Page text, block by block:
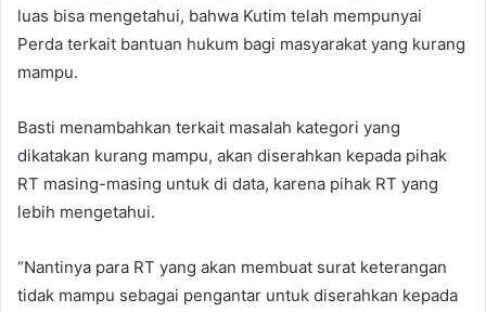
luas bisa mengetahui, bahwa Kutim telah mempunyai
Perda terkait bantuan hukum bagi masyarakat yang kurang
mampu.
Basti menambahkan terkait masalah kategori yang
dikatakan kurang mampu, akan diserahkan kepada pihak
RT masing-masing untuk di data, karena pihak RT yang
lebih mengetahui.
“Nantinya para RT yang akan membuat surat keterangan
tidak mampu sebagai pengantar untuk diserahkan kepada